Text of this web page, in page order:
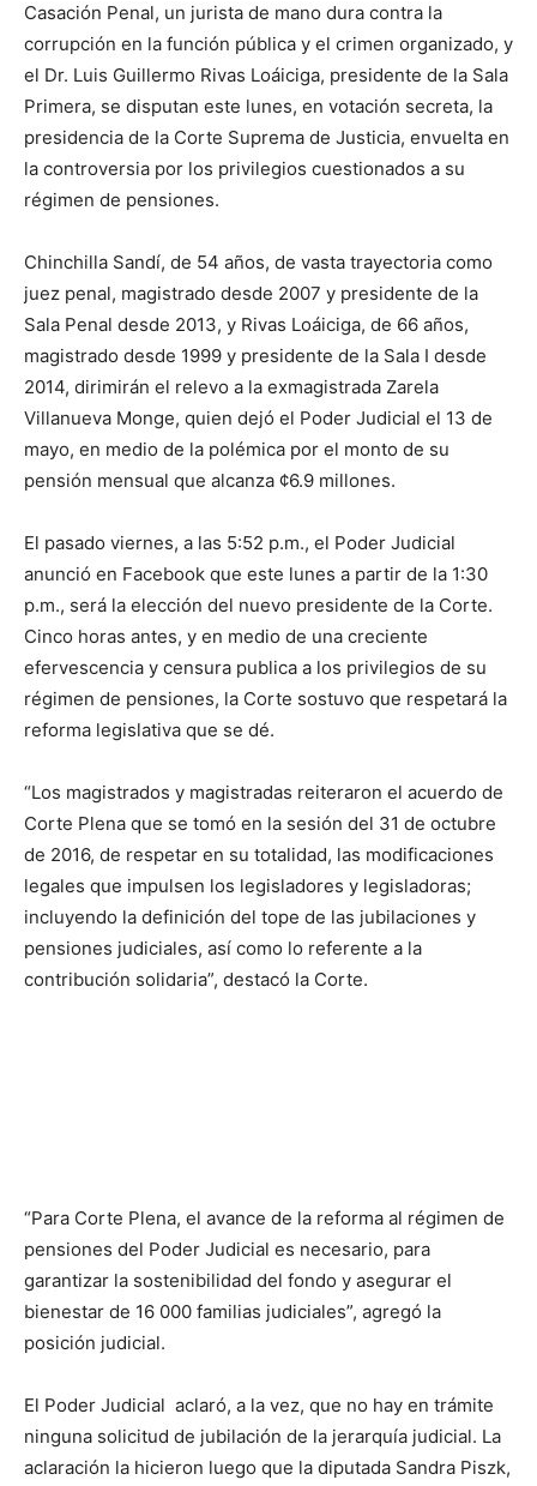
Casación Penal, un jurista de mano dura contra la
corrupción en la función pública y el crimen organizado, y
el Dr. Luis Guillermo Rivas Loáiciga, presidente de la Sala
Primera, se disputan este lunes, en votación secreta, la
presidencia de la Corte Suprema de Justicia, envuelta en
la controversia por los privilegios cuestionados a su
régimen de pensiones.
Chinchilla Sandí, de 54 años, de vasta trayectoria como
juez penal, magistrado desde 2007 y presidente de la
Sala Penal desde 2013, y Rivas Loáiciga, de 66 años,
magistrado desde 1999 y presidente de la Sala I desde
2014, dirimirán el relevo a la exmagistrada Zarela
Villanueva Monge, quien dejó el Poder Judicial el 13 de
mayo, en medio de la polémica por el monto de su
pensión mensual que alcanza ¢6.9 millones.
El pasado viernes, a las 5:52 p.m., el Poder Judicial
anunció en Facebook que este lunes a partir de la 1:30
p.m., será la elección del nuevo presidente de la Corte.
Cinco horas antes, y en medio de una creciente
efervescencia y censura publica a los privilegios de su
régimen de pensiones, la Corte sostuvo que respetará la
reforma legislativa que se dé.
“Los magistrados y magistradas reiteraron el acuerdo de
Corte Plena que se tomó en la sesión del 31 de octubre
de 2016, de respetar en su totalidad, las modificaciones
legales que impulsen los legisladores y legisladoras;
incluyendo la definición del tope de las jubilaciones y
pensiones judiciales, así como lo referente a la
contribución solidaria”, destacó la Corte.
“Para Corte Plena, el avance de la reforma al régimen de
pensiones del Poder Judicial es necesario, para
garantizar la sostenibilidad del fondo y asegurar el
bienestar de 16 000 familias judiciales”, agregó la
posición judicial.
El Poder Judicial aclaró, a la vez, que no hay en trámite
ninguna solicitud de jubilación de la jerarquía judicial. La
aclaración la hicieron luego que la diputada Sandra Piszk,